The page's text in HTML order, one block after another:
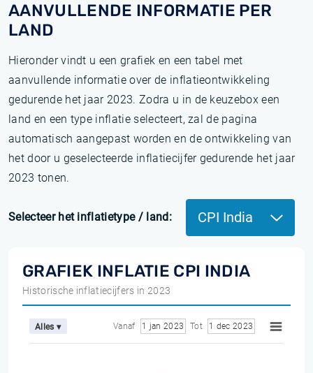
AANVULLENDE INFORMATIE PER
LAND
Hieronder vindt u een grafiek en een tabel met
aanvullende informatie over de inflatieontwikkeling
gedurende het jaar 2023. Zodra u in de keuzebox een
land en een type inflatie selecteert, zal de pagina
automatisch aangepast worden en de ontwikkeling van
het door u geselecteerde inflatiecijfer gedurende het jaar
2023 tonen.
Selecteer het inflatietype / land: CPI India
GRAFIEK INFLATIE CPI INDIA
Historische inflatiecijfers in 2023
Alles ▾ Vanaf 1 jan 2023 Tot 1 dec 2023